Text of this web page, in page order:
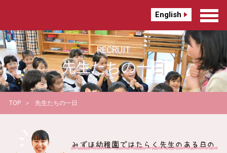
English
RECRUIT
先生たちの一日
TOP 先生たちの一日